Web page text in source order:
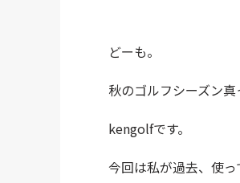
どーも。
秋のゴルフシーズン
kengolfです。
今回は私が過去、使っ